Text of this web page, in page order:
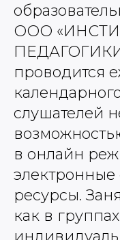
ООО
проводится
слушателей
в онлайн
электронные
ресурсы.
как в